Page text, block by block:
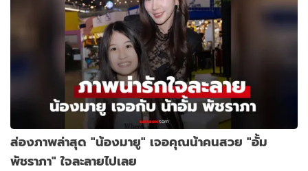
ส่องภาพล่าสุด "น้องมายู" เจอคุณน้าคนสวย "อั้ม
พัชราภา" ใจละลายไปเลย